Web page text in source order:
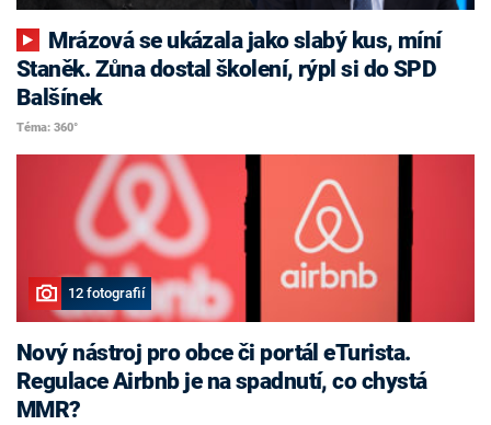
Staněk. Zůna dostal školení, rýpl si do SPD
Balšínek
Téma: 360°
12 fotografií
Nový nástroj pro obce či portál eTurista.
Regulace Airbnb je na spadnutí, co chystá
MMR?